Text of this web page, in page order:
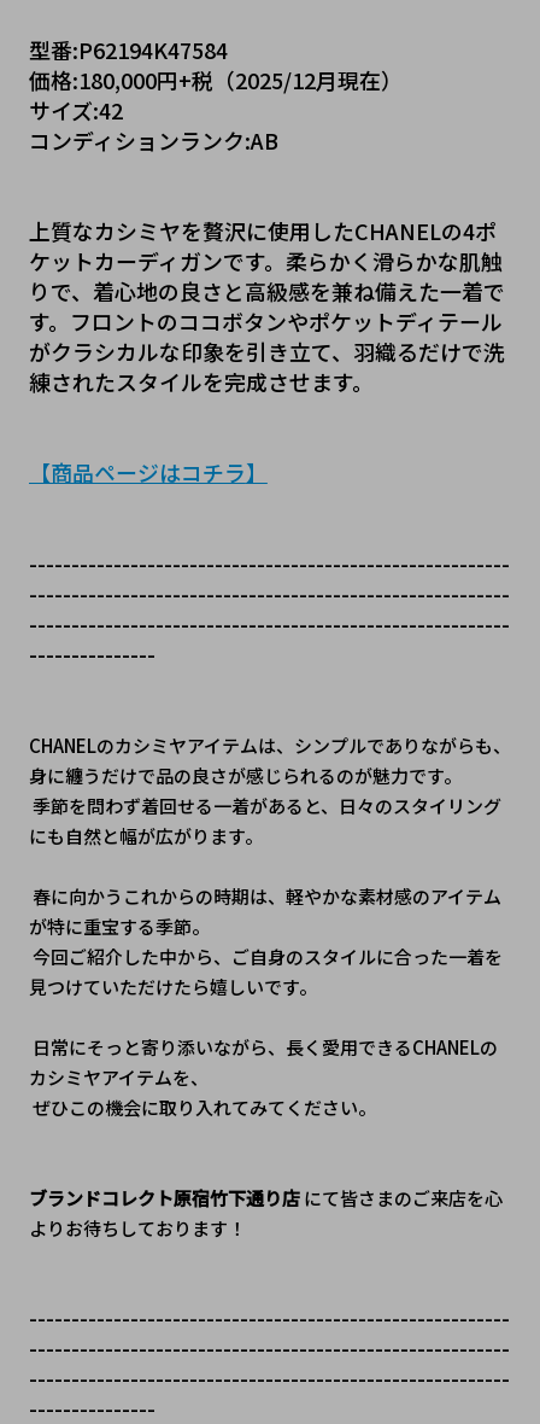
型番:P62194K47584
価格:180,000円+税（2025/12月現在）
サイズ:42
コンディションランク:AB
上質なカシミヤを贅沢に使用したCHANELの4ポ
ケットカーディガンです。柔らかく滑らかな肌触
りで、着心地の良さと高級感を兼ね備えた一着で
す。フロントのココボタンやポケットディテール
がクラシカルな印象を引き立て、羽織るだけで洗
練されたスタイルを完成させます。
【商品ページはコチラ】
---------------------------------------------------------
---------------------------------------------------------
---------------------------------------------------------
---------------
﻿CHANELのカシミヤアイテムは、シンプルでありながらも、
身に纏うだけで品の良さが感じられるのが魅力です。
にも自然と幅が広がります。
が特に重宝する季節。
見つけていただけたら嬉しいです。
カシミヤアイテムを、
ぜひこの機会に取り入れてみてください。
ブランドコレクト原宿竹下通り店 にて皆さまのご来店を心
よりお待ちしております！
---------------------------------------------------------
---------------------------------------------------------
---------------------------------------------------------
---------------